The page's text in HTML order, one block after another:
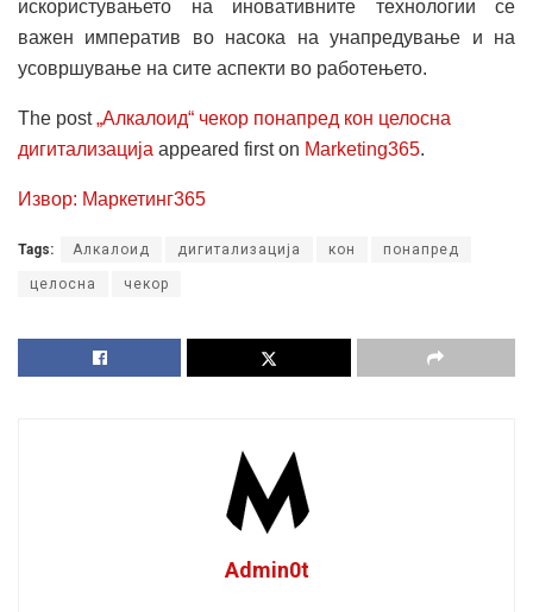
искористувањето на иновативните технологии се
важен императив во насока на унапредување и на
усовршување на сите аспекти во работењето.
The post„Алкалоид“ чекор понапред кон целосна
дигитализација appeared first on Marketing365.
Извор: Маркетинг365
Tags: Алкалоид дигитализација кон понапред
целосна чекор
Admin0t